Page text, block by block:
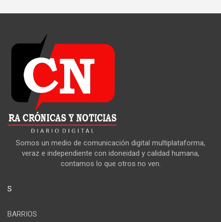
Somos un medio de comunicación digital multiplataforma,
veraz e independiente con idoneidad y calidad humana,
contamos lo que otros no ven.
S
BARRIOS